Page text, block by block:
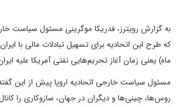
به گزارش رویترز، فدریکا موگرینی مسئول سیاست
که طرح این اتحادیه برای تسهیل تبادلات مالی با
ماه) یعنی زمان آغاز تحریم‌هایی نفتی آمریکا علیه
مسئول سیاست خارجی اتحادیه اروپا پیش از این گفته
روس‌ها، چینی‌ها و دیگران در جهان، سازوکاری را